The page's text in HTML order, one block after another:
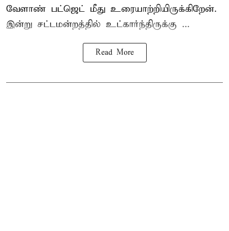
வேளாண் பட்ஜெட் மீது உரையாற்றியிருக்கிறேன்.
இன்று சட்டமன்றத்தில் உட்கார்ந்திருக்கு ...
Read More